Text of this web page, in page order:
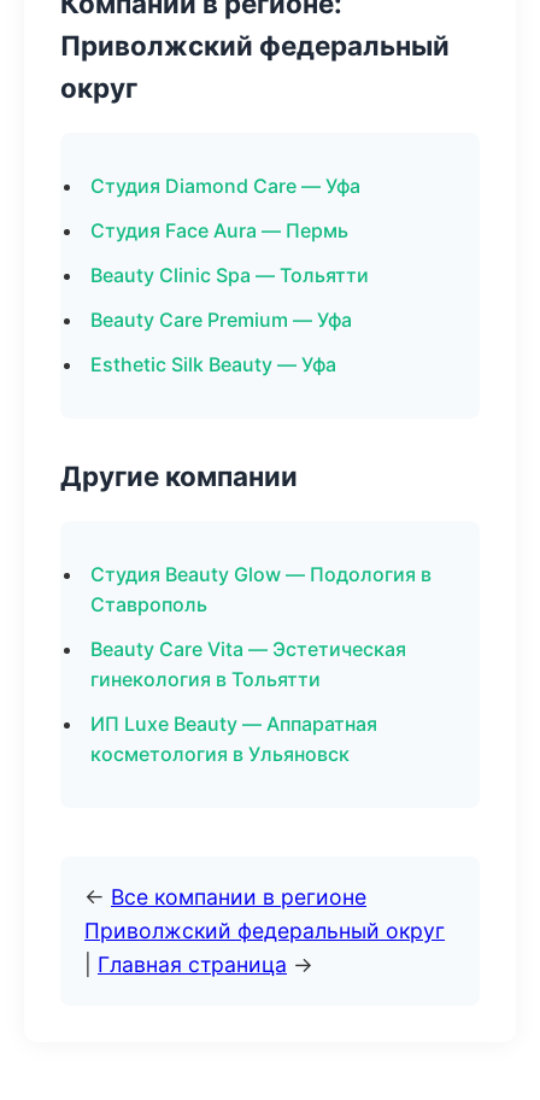
Приволжский федеральный
округ
Студия Diamond Care — Уфа
Студия Face Aura — Пермь
Beauty Clinic Spa — Тольятти
Beauty Care Premium — Уфа
Esthetic Silk Beauty — Уфа
Другие компании
Студия Beauty Glow — Подология в
Ставрополь
Beauty Care Vita — Эстетическая
гинекология в Тольятти
ИП Luxe Beauty — Аппаратная
косметология в Ульяновск
← Все компании в регионе
Приволжский федеральный округ
Главная страница →